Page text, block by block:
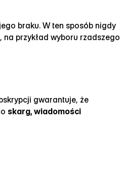
braku. W ten sposób nigdy
, na przykład wyboru rzadszego
gwarantuje, że
skarg, wiadomości